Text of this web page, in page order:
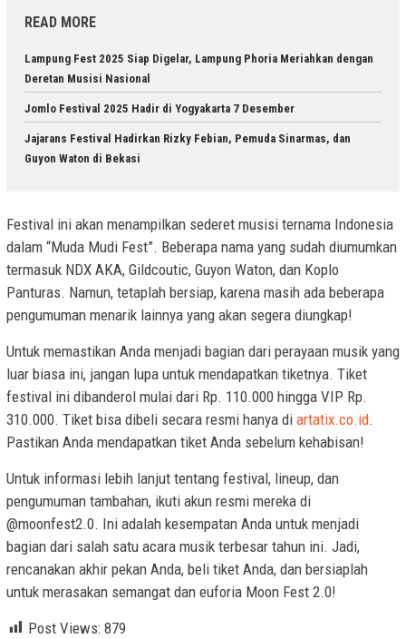
READ MORE
Lampung Fest 2025 Siap Digelar, Lampung Phoria Meriahkan dengan
Deretan Musisi Nasional
Jomlo Festival 2025 Hadir di Yogyakarta 7 Desember
Jajarans Festival Hadirkan Rizky Febian, Pemuda Sinarmas, dan
Guyon Waton di Bekasi
Festival ini akan menampilkan sederet musisi ternama Indonesia
dalam “Muda Mudi Fest”. Beberapa nama yang sudah diumumkan
termasuk NDX AKA, Gildcoutic, Guyon Waton, dan Koplo
Panturas. Namun, tetaplah bersiap, karena masih ada beberapa
pengumuman menarik lainnya yang akan segera diungkap!
Untuk memastikan Anda menjadi bagian dari perayaan musik yang
luar biasa ini, jangan lupa untuk mendapatkan tiketnya. Tiket
festival ini dibanderol mulai dari Rp. 110.000 hingga VIP Rp.
310.000. Tiket bisa dibeli secara resmi hanya di artatix.co.id.
Pastikan Anda mendapatkan tiket Anda sebelum kehabisan!
Untuk informasi lebih lanjut tentang festival, lineup, dan
pengumuman tambahan, ikuti akun resmi mereka di
@moonfest2.0. Ini adalah kesempatan Anda untuk menjadi
bagian dari salah satu acara musik terbesar tahun ini. Jadi,
rencanakan akhir pekan Anda, beli tiket Anda, dan bersiaplah
untuk merasakan semangat dan euforia Moon Fest 2.0!
Post Views: 879